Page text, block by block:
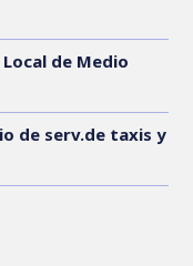
de Medio
de serv.de taxis y